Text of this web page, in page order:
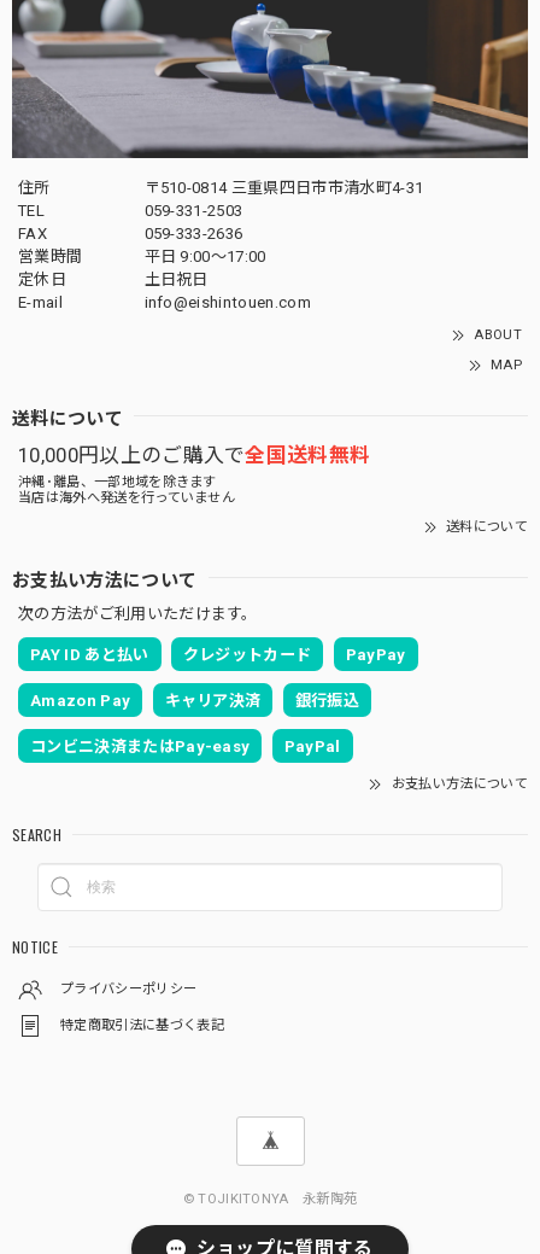
住所
〒510-0814 三重県四日市市清水町4-31
TEL
059-331-2503
FAX
059-333-2636
営業時間
平日 9:00～17:00
定休日
土日祝日
E-mail
info@eishintouen.com
ABOUT
MAP
送料について
10,000円以上のご購入で全国送料無料
沖縄･離島、一部地域を除きます
当店は海外へ発送を行っていません
送料について
お支払い方法について
次の方法がご利用いただけます。
PAY ID あと払い クレジットカード PayPay
Amazon Pay キャリア決済 銀行振込
コンビニ決済またはPay-easy PayPal
お支払い方法について
SEARCH
NOTICE
プライバシーポリシー
特定商取引法に基づく表記
© TOJIKITONYA 永新陶苑
ショップに質問する